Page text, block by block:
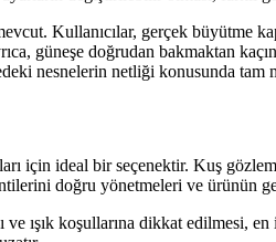
Kullanıcılar, gerçek büyütme
güneşe doğrudan bakmaktan
nesnelerin netliği konusunda
için ideal bir seçenektir. Kuş
doğru yönetmeleri ve ürünün
ve ışık koşullarına dikkat edilmesi,